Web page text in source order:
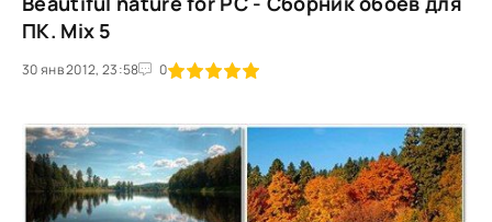
ПК. Mix 5
30 янв 2012, 23:58 0
1 2 3 4 5